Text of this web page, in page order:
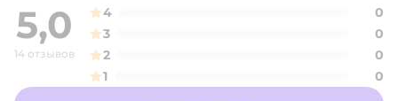
5,0
14 отзывов
4
0
3
0
2
0
1
0